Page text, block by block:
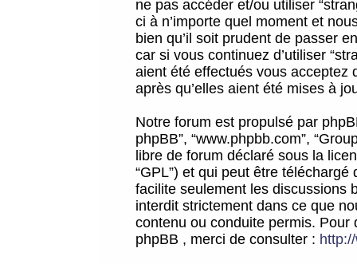
ne pas accéder et/ou utiliser
ci à n’importe quel moment et
bien qu’il soit prudent de passer
car si vous continuez d’utiliser
aient été effectués vous acceptez
après qu’elles aient été mises à
Notre forum est propulsé par
phpBB”, “www.phpbb.com”,
libre de forum déclaré sous la
“GPL”) et qui peut être téléchargé
facilite seulement les discussions
interdit strictement dans ce que
contenu ou conduite permis.
phpBB , merci de consulter :